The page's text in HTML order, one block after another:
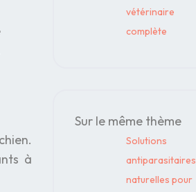
à
vétérinaire
complète
Sur le même thème
Solutions
antiparasitaires
naturelles pour